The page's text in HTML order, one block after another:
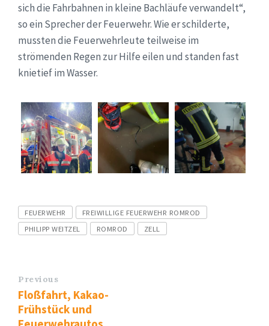
sich die Fahrbahnen in kleine Bachläufe verwandelt“,
so ein Sprecher der Feuerwehr. Wie er schilderte,
mussten die Feuerwehrleute teilweise im
strömenden Regen zur Hilfe eilen und standen fast
knietief im Wasser.
Tags
FEUERWEHR
FREIWILLIGE FEUERWEHR ROMROD
PHILIPP WEITZEL
ROMROD ZELL
Previous
Floßfahrt, Kakao-
Frühstück und